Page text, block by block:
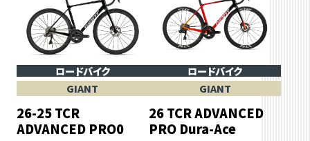
ロードバイク
GIANT
26-25 TCR
ADVANCED PRO0
ロードバイク
GIANT
26 TCR ADVANCED
PRO Dura-Ace